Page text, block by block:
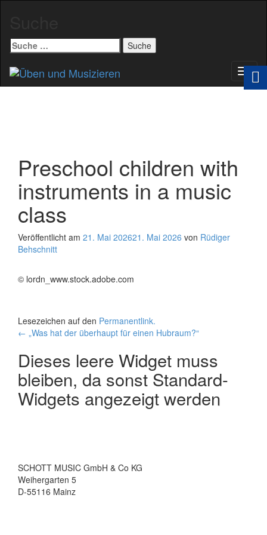
Suche
nach:
Preschool children with
instruments in a music
class
Veröffentlicht am 21. Mai 202621. Mai 2026 von Rüdiger
Behschnitt
© lordn_www.stock.adobe.com
Lesezeichen auf den Permanentlink.
Beitrags-
Navigation
← „Was hat der überhaupt für einen Hubraum?“
Dieses leere Widget muss
bleiben, da sonst Standard-
Widgets angezeigt werden
SCHOTT MUSIC GmbH & Co KG
Weihergarten 5
D-55116 Mainz